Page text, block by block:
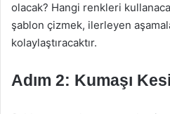
olacak? Hangi renkleri
şablon çizmek, ilerleyen
kolaylaştıracaktır.
Adım 2: Kumaşı